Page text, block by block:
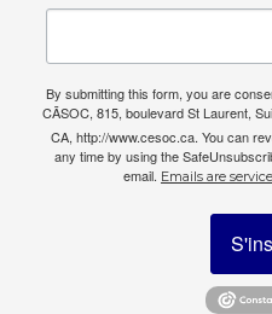
By submitting this form, you are
CÃSOC, 815, boulevard St Laurent,
CA, http://www.cesoc.ca. You can
any time by using the
email. Emails are